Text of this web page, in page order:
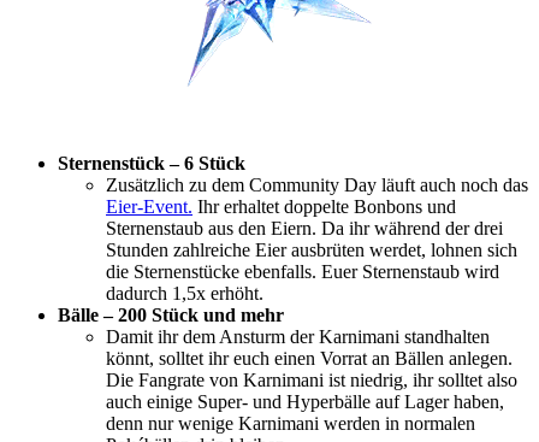
Sternenstück – 6 Stück
Zusätzlich zu dem Community Day läuft auch noch das
Eier-Event. Ihr erhaltet doppelte Bonbons und
Sternenstaub aus den Eiern. Da ihr während der drei
Stunden zahlreiche Eier ausbrüten werdet, lohnen sich
die Sternenstücke ebenfalls. Euer Sternenstaub wird
dadurch 1,5x erhöht.
Bälle – 200 Stück und mehr
Damit ihr dem Ansturm der Karnimani standhalten
könnt, solltet ihr euch einen Vorrat an Bällen anlegen.
Die Fangrate von Karnimani ist niedrig, ihr solltet also
auch einige Super- und Hyperbälle auf Lager haben,
denn nur wenige Karnimani werden in normalen